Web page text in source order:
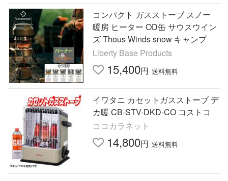
コンパクト ガスストーブ スノー
暖房 ヒーター OD缶 サウスウイン
ズ Thous Winds snow キャンプ
Liberty Base Products
15,400円 送料無料
イワタニ カセットガスストーブ デ
カ暖 CB-STV-DKD-CO コストコ
ココカラネット
14,800円 送料無料